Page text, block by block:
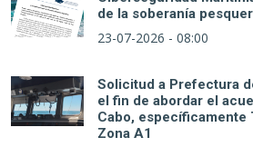
de la soberanía
23-07-2026 - 08:00
Solicitud a Prefectura
el fin de abordar el
Cabo, específicamente
Zona A1